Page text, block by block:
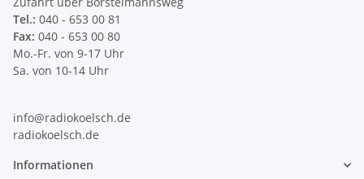
Tel.: 040 - 653 00 81
Fax: 040 - 653 00 80
Mo.-Fr. von 9-17 Uhr
Sa. von 10-14 Uhr
info@radiokoelsch.de
radiokoelsch.de
Informationen